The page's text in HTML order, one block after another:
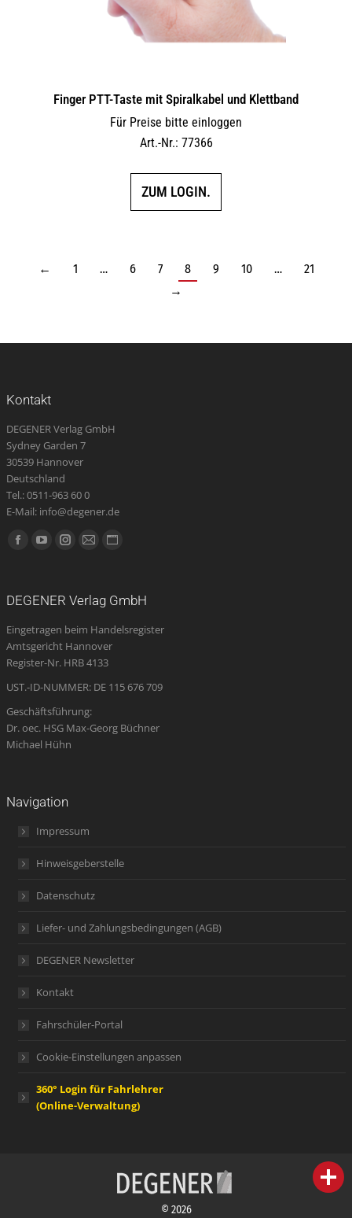
Finger PTT-Taste mit Spiralkabel und Klettband
Für Preise bitte einloggen
Art.-Nr.: 77366
ZUM LOGIN.
← 1 … 6 7 8 9 10 …
21
→
Kontakt
DEGENER Verlag GmbH
Sydney Garden 7
30539 Hannover
Deutschland
Tel.: 0511-963 60 0
E-Mail: info@degener.de
Finden Sie uns auf:
Facebook
new
window
YouTube
new
window
Instagram
new
window
E-
opens
in
new
Website
new
DEGENER Verlag GmbH
Eingetragen beim Handelsregister
Amtsgericht Hannover
Register-Nr. HRB 4133
UST.-ID-NUMMER: DE 115 676 709
Geschäftsführung:
Dr. oec. HSG Max-Georg Büchner
Michael Hühn
Navigation
Impressum
Hinweisgeberstelle
Datenschutz
Liefer- und Zahlungsbedingungen (AGB)
DEGENER Newsletter
Kontakt
Fahrschüler-Portal
Cookie-Einstellungen anpassen
360° Login für Fahrlehrer
(Online-Verwaltung)
© 2026
person IHR FACHBERATER
campaign